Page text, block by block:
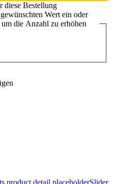
diese Bestellung
Wert ein oder
die Anzahl zu erhöhen